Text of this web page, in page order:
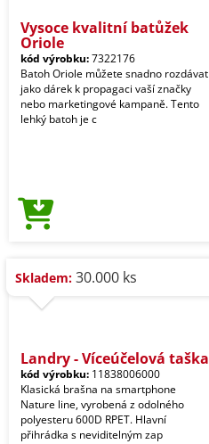
Vysoce kvalitní batůžek
Oriole
kód výrobku:7322176
Batoh Oriole můžete snadno rozdávat
jako dárek k propagaci vaší značky
nebo marketingové kampaně. Tento
lehký batoh je c
Skladem: 30.000 ks
Landry - Víceúčelová taška
kód výrobku: 11838006000
Klasická brašna na smartphone
Nature line, vyrobená z odolného
polyesteru 600D RPET. Hlavní
přihrádka s neviditelným zap